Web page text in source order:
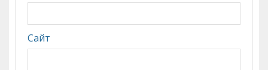
Сайт